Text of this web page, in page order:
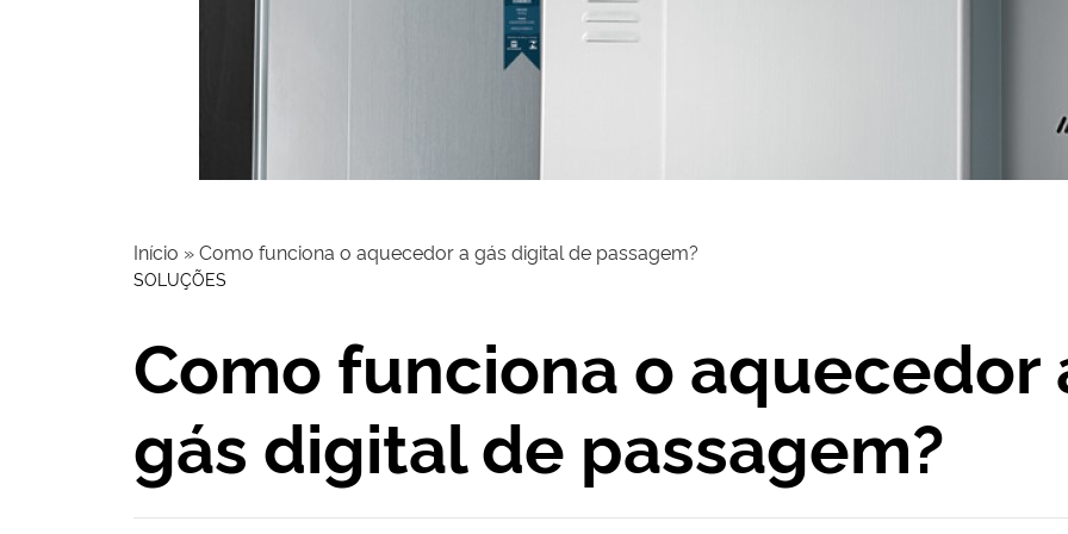
Início »Como funciona o aquecedor a gás digital de passagem?
SOLUÇÕES
Como funciona o aquecedor
gás digital de passagem?